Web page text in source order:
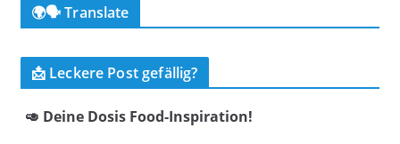
🌍🗣️ Translate
📩 Leckere Post gefällig?
🥑 Deine Dosis Food-Inspiration!